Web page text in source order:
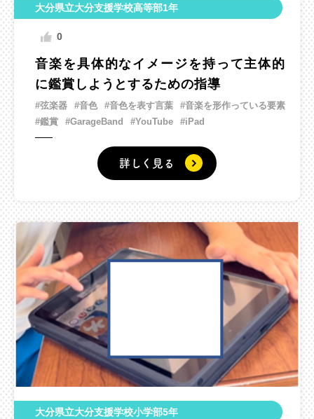
大分県立大分支援学校高等部1年
0
音楽を具体的なイメージを持って主体的
に鑑賞しようとするための指導
#弦楽器 #音色 #音色を表す言葉
#音楽を形作っている要素
#鑑賞
#GarageBand #YouTube #iPad
詳しく見る
大分県立大分支援学校小学部5年